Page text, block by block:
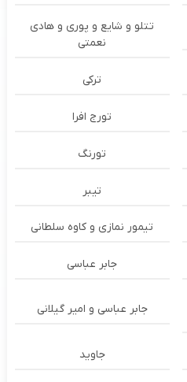
تتلو و شایع و پوری و هادی
نعمتی
ترکی
تورج افرا
تورنگ
تیبر
تیمور نمازی و کاوه سلطانی
جابر عباسی
جابر عباسی و امیر گیلانی
جاوید